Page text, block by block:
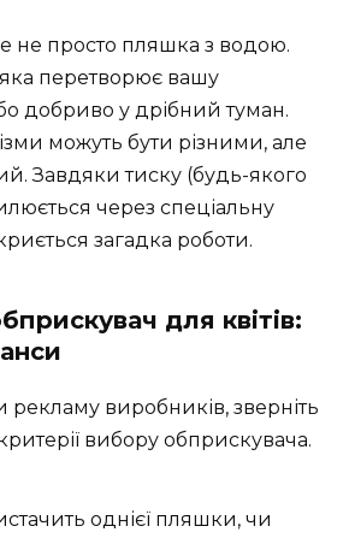
не просто пляшка з водою.
перетворює вашу
добриво у дрібний туман.
можуть бути різними, але
Завдяки тиску (будь-якого
через спеціальну
загадка роботи.
для квітів:
рекламу виробників, зверніть
вибору обприскувача.
однієї пляшки, чи